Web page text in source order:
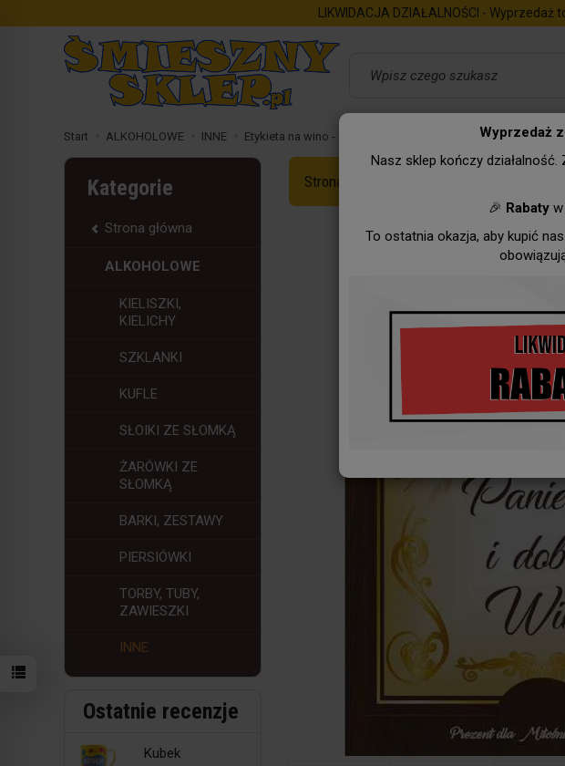
Wyprzedaż
Nasz sklep kończy
🎉 Rabatyw
To ostatnia okazja, aby kupić
LIKWIDACJA DZIAŁALNOŚCI -
Start ALKOHOLOWE INNE Etykieta na wino - Czas na Wie..
Strona Główna
Kategorie
Strona główna
ALKOHOLOWE
KIELISZKI,
KIELICHY
SZKLANKI
KUFLE
SŁOIKI ZE SŁOMKĄ
ŻARÓWKI ZE
SŁOMKĄ
BARKI, ZESTAWY
PIERSIÓWKI
TORBY, TUBY,
ZAWIESZKI
INNE
Ostatnie recenzje
Kubek